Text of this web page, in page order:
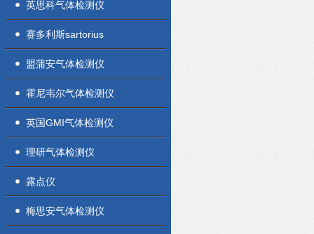
英思科气体检测仪
赛多利斯sartorius
盟蒲安气体检测仪
霍尼韦尔气体检测仪
英国GMI气体检测仪
理研气体检测仪
露点仪
梅思安气体检测仪